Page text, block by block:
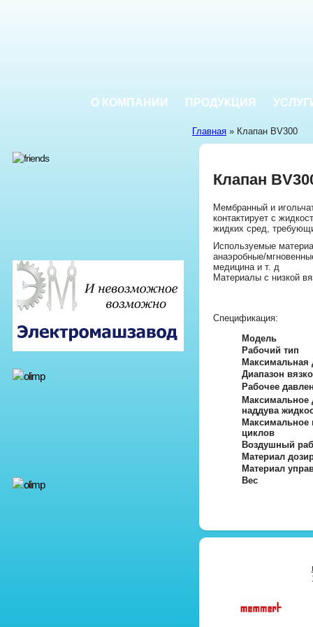
О КОМПАНИИ ПРОДУКЦИЯ
Главная » Клапан BV300
Клапан
Мембранный и
контактирует с
жидких сред,
Используемые
анаэробные/
медицина и т. д
Материалы с низкой
Спецификация:
Модель
Рабочий тип
Максимальная
Диапазон
Рабочее
Максимальное
наддува
Максимальное
циклов
Воздушный
Материал
Материал
Вес